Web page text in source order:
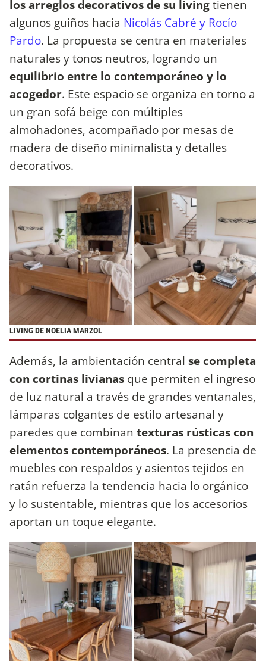
los arreglos decorativos de su livingtienen
algunos guiños hacia Nicolás Cabré y Rocío
Pardo. La propuesta se centra en materiales
naturales y tonos neutros, logrando un
equilibrio entre lo contemporáneo y lo
acogedor. Este espacio se organiza en torno a
un gran sofá beige con múltiples
almohadones, acompañado por mesas de
madera de diseño minimalista y detalles
decorativos.
LIVING DE NOELIA MARZOL
Además, la ambientación central se completa
con cortinas livianas que permiten el ingreso
de luz natural a través de grandes ventanales,
lámparas colgantes de estilo artesanal y
paredes que combinan texturas rústicas con
elementos contemporáneos. La presencia de
muebles con respaldos y asientos tejidos en
ratán refuerza la tendencia hacia lo orgánico
y lo sustentable, mientras que los accesorios
aportan un toque elegante.